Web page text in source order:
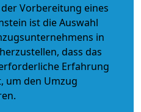
Vorbereitung eines
ist die Auswahl
in
dass das
Erfahrung
um den Umzug